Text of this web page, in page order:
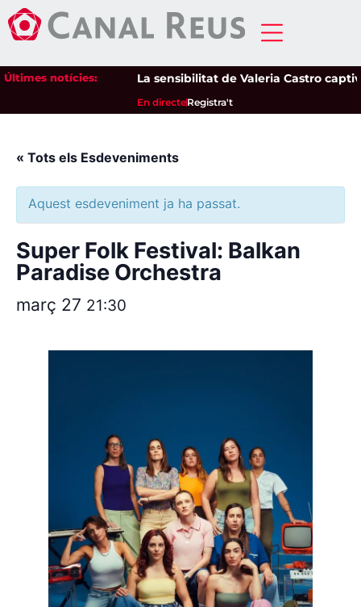
Últimes notícies: La sensibilitat de Valeria Castro
En directeRegistra't
« Tots els Esdeveniments
Aquest esdeveniment ja ha passat.
Super Folk Festival: Balkan
Paradise Orchestra
març 27 21:30